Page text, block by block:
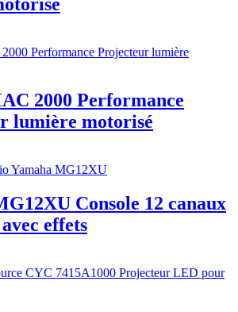
2000 Performance
lumière motorisé
Console 12 canaux
effets